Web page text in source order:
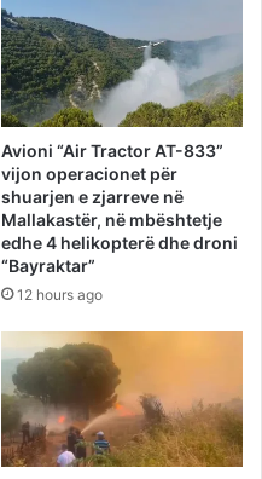
Avioni “Air Tractor AT-833”
vijon operacionet për
shuarjen e zjarreve në
Mallakastër, në mbështetje
edhe 4 helikopterë dhe droni
“Bayraktar”
12 hours ago